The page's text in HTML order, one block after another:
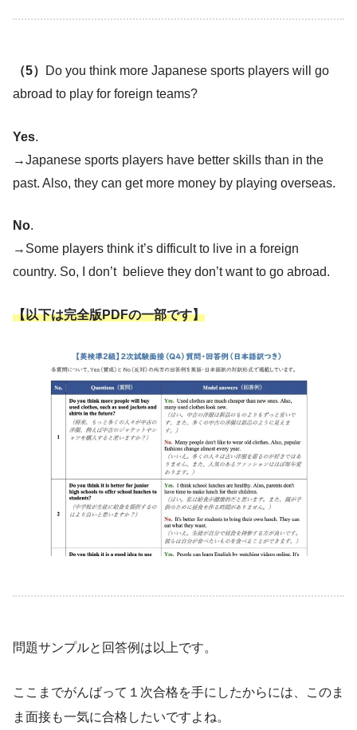
（5）
Do you think more Japanese sports players will go
abroad to play for foreign teams?
Yes.
→Japanese sports players have better skills than in the
past. Also, they can get more money by playing overseas.
No.
→Some players think it’s difficult to live in a foreign
country. So, I don’t believe they don’t want to go abroad.
【以下は完全版PDFの一部です】
問題サンプルと回答例は以上です。
ここまでがんばって１次合格を手にしたからには、このま
ま面接も一気に合格したいですよね。